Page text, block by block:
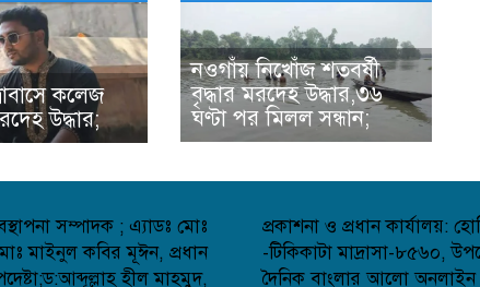
কলেজ
উদ্ধার;
নওগাঁয় নিখোঁজ শতবর্ষী
বৃদ্ধার মরদেহ উদ্ধার,৩৬
ঘণ্টা পর মিলল সন্ধান;
সম্পাদক ; এ্যাডঃ মোঃ
মাইনুল কবির মূঈন, প্রধান
হীল মাহমুদ,
প্রকাশনা ও প্রধান কার্যালয়:
-টিকিকাটা মাদ্রাসা-৮৫৬০,
দৈনিক বাংলার আলো অনলাইন